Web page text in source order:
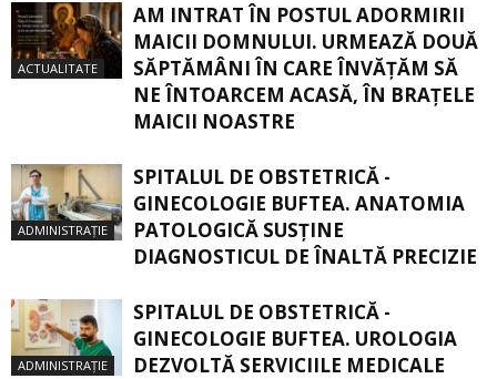
ACTUALITATE
AM INTRAT ÎN POSTUL ADORMIRII
MAICII DOMNULUI. URMEAZĂ DOUĂ
SĂPTĂMÂNI ÎN CARE ÎNVĂŢĂM SĂ
NE ÎNTOARCEM ACASĂ, ÎN BRAŢELE
MAICII NOASTRE
ADMINISTRAȚIE
SPITALUL DE OBSTETRICĂ -
GINECOLOGIE BUFTEA. ANATOMIA
PATOLOGICĂ SUSŢINE
DIAGNOSTICUL DE ÎNALTĂ PRECIZIE
ADMINISTRAȚIE
SPITALUL DE OBSTETRICĂ -
GINECOLOGIE BUFTEA. UROLOGIA
DEZVOLTĂ SERVICIILE MEDICALE